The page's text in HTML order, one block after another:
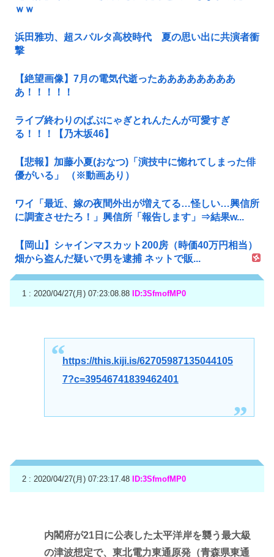
ｗｗ
浜田雅功、超スパルタ高校時代 夏の思い出に共演者衝
撃
【絶望画像】7月の電気代逝ったああああああああ
あ！！！！！
ライブ終わりのばぶにゃぎとれんたんが可愛すぎ
る！！！【乃木坂46】
【悲報】加藤小夏(おなつ)「演技中に惚れてしまった俳
優がいる」 （※動画あり）
ワイ「最近、嫁の夜間外出が増えてる…怪しい…興信所
に調査させたろ！」興信所「報告します」⇒結果w...
【岡山】シャインマスカット200房（時価40万円相当）
畑から盗んだ疑いで男を逮捕 ネットで販...
1 : 2020/04/27(月) 07:23:08.88 ID:3SfmofMP0
https://this.kiji.is/62705987135044105
7?c=39546741839462401
2 : 2020/04/27(月) 07:23:17.48 ID:3SfmofMP0
内閣府が21日に公表した太平洋岸を襲う最大級
の津波想定で、東北電力東通原発（青森県東通